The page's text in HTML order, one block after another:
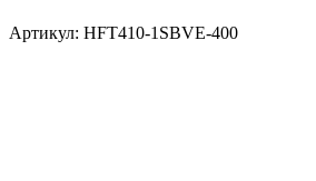
Артикул: HFT410-1SBVE-400